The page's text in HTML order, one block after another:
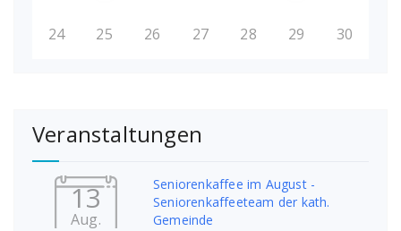
24 25 26 27 28 29 30
Veranstaltungen
13
Aug.
Seniorenkaffee im August -
Seniorenkaffeeteam der kath.
Gemeinde